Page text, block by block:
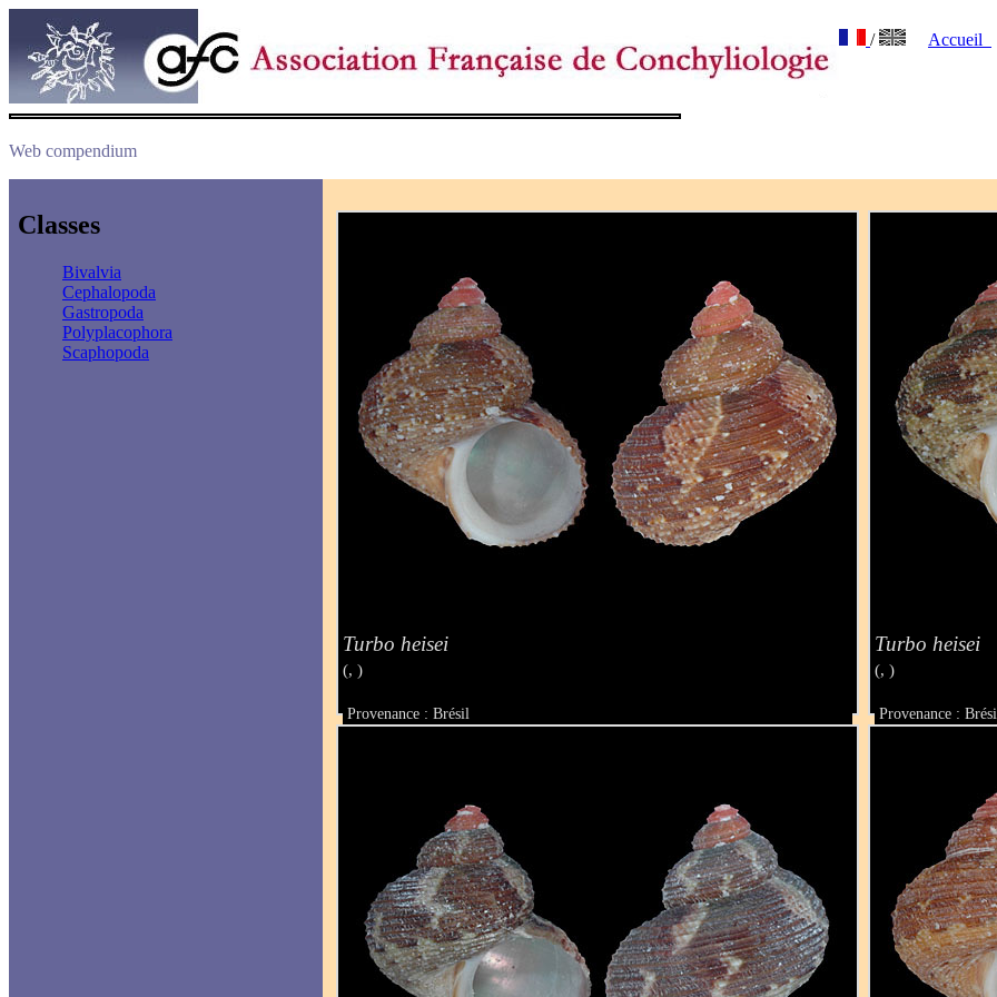
/ Accueil
Web compendium
Classes
Bivalvia
Cephalopoda
Gastropoda
Polyplacophora
Scaphopoda
Turbo heisei
(, )
Provenance : Brésil
Taille : 19 mm
Turbo heisei
(, )
Provenance :
Taille : 18 mm